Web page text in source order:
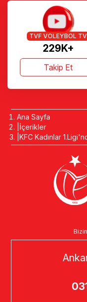
229K+
TVF VOLEYBOL TV
Takip Et
Ana Sayfa
İçerikler
KFC Kadınlar